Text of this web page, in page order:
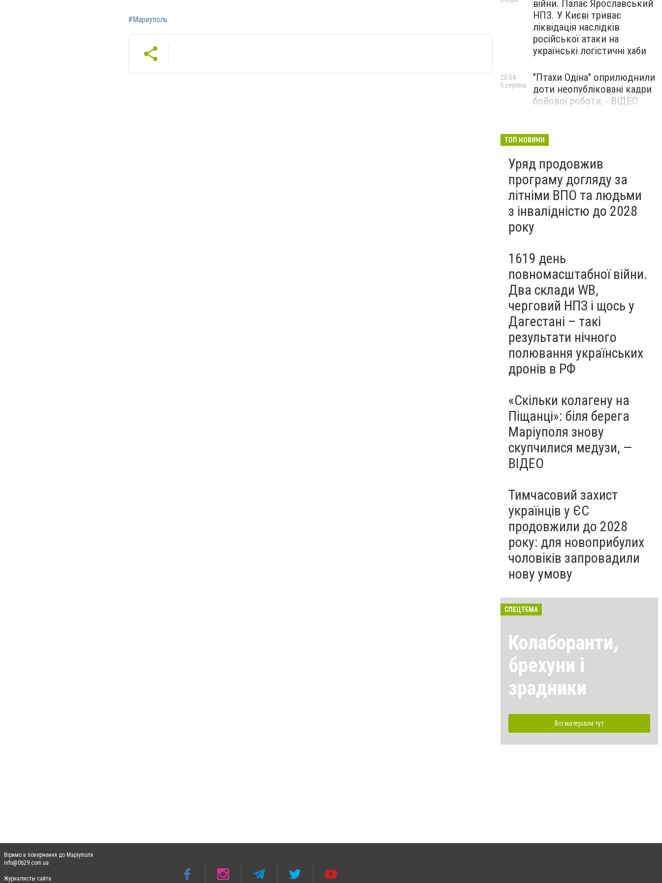
#Мариуполь
війни. Палає Ярославський
НПЗ. У Києві триває
ліквідація наслідків
російської атаки на
українські логістичні хаби
"Птахи Одіна" оприлюднили
доти неопубліковані кадри
бойової роботи, - ВІДЕО
20:54
5 серпня
Бєдняков зіграє тата
новому українському
фільмі, - ФОТО
5 серпня
ТОП НОВИНИ
Уряд продовжив
програму догляду за
літніми ВПО та людьми
з інвалідністю до 2028
року
1619 день
повномасштабної війни.
Два склади WB,
черговий НПЗ і щось у
Дагестані – такі
результати нічного
полювання українських
дронів в РФ
«Скільки колагену на
Піщанці»: біля берега
Маріуполя знову
скупчилися медузи, —
ВІДЕО
Тимчасовий захист
українців у ЄС
продовжили до 2028
року: для новоприбулих
чоловіків запровадили
нову умову
СПЕЦТЕМА
Колаборанти,
брехуни і
зрадники
Всі матеріали тут
Віримо в повернення до Маріуполя
info@0629.com.ua
Журналисты сайта